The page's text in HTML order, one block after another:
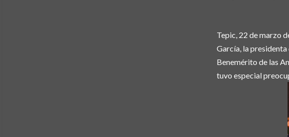
Tepic, 22 de marzo
García, la
Benemérito de las
tuvo especial